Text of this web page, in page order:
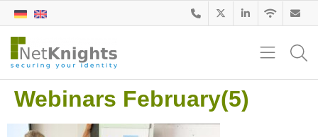
Webinars February(5)